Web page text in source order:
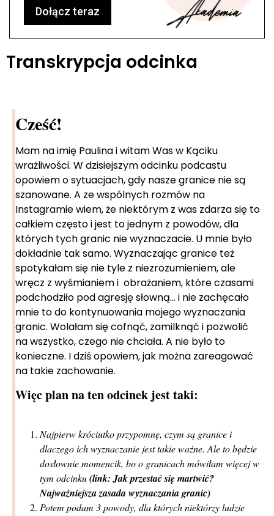
Dołącz teraz
Transkrypcja odcinka
Cześć!
Mam na imię Paulina i witam Was w Kąciku
wrażliwości. W dzisiejszym odcinku podcastu
opowiem o sytuacjach, gdy nasze granice nie są
szanowane. A ze wspólnych rozmów na
Instagramie wiem, że niektórym z was zdarza się to
całkiem często i jest to jednym z powodów, dla
których tych granic nie wyznaczacie. U mnie było
dokładnie tak samo. Wyznaczając granice też
spotykałam się nie tyle z niezrozumieniem, ale
wręcz z wyśmianiem i obrażaniem, które czasami
podchodziło pod agresję słowną… i nie zachęcało
mnie to do kontynuowania mojego wyznaczania
granic. Wolałam się cofnąć, zamilknąć i pozwolić
na wszystko, czego nie chciała. A nie było to
konieczne. I dziś opowiem, jak można zareagować
na takie zachowanie.
Więc plan na ten odcinek jest taki:
Najpierw króciutko przypomnę, czym są granice i
dlaczego ich wyznaczanie jest takie ważne. Ale to będzie
dosłownie momencik, bo o granicach mówiłam więcej w
tym odcinku(link:Jak przestać się martwić?
Najważniejsza zasada wyznaczania granic)
Potem podam 3 powody, dla których niektórzy ludzie